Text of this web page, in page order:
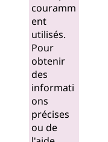
couramm
ent
utilisés.
Pour
obtenir
des
informati
ons
précises
ou de